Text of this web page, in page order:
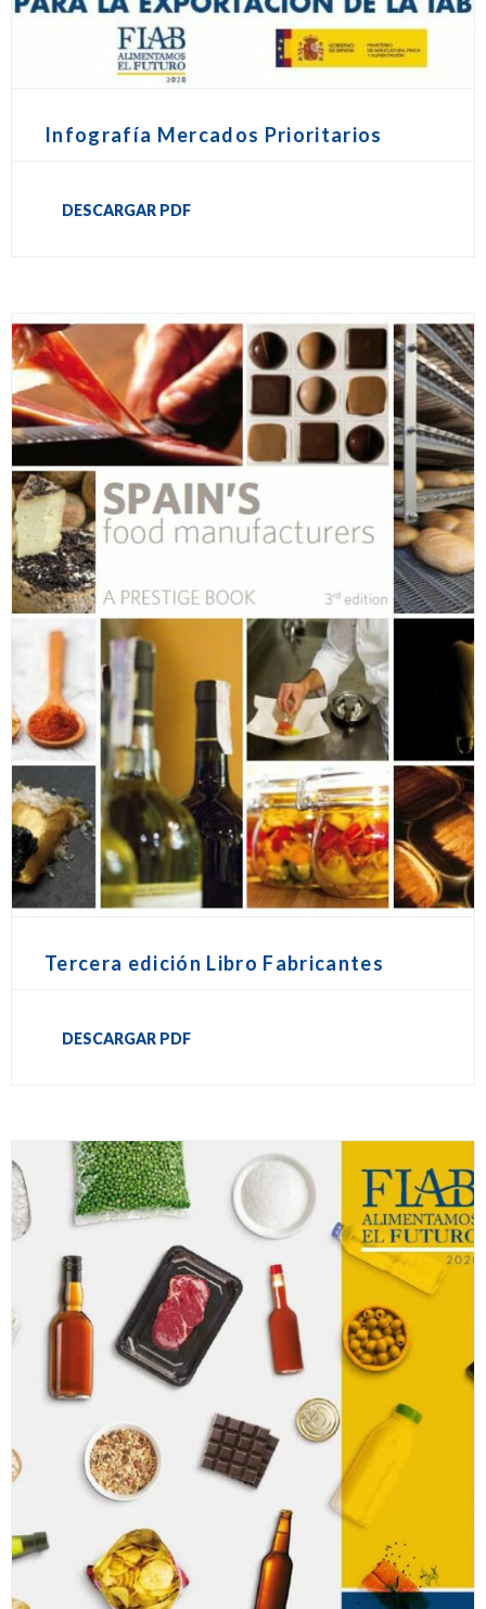
Infografía Mercados Prioritarios
DESCARGAR PDF
Tercera edición Libro Fabricantes
DESCARGAR PDF